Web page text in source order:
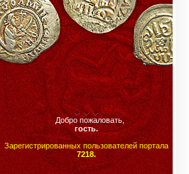
Добро пожаловать,
гость.
Зарегистрированных пользователей портала
7218.